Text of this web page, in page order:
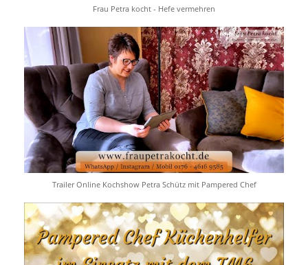
Frau Petra kocht - Hefe vermehren
Trailer Online Kochshow Petra Schütz mit Pampered Chef